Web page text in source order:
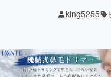
ターン
ジェ
アート・写真
king5255